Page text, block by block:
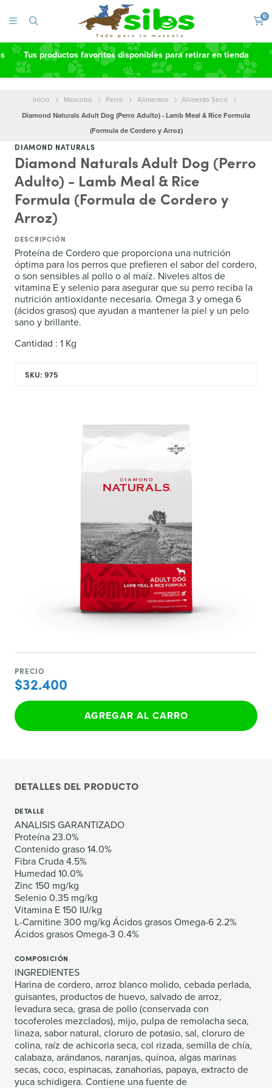
0
Tus productos favoritos disponibles para retirar en tienda
Inicio Mascotas Perro Alimentos
Alimento Seco
Diamond Naturals Adult Dog (Perro Adulto) - Lamb Meal & Rice Formula
(Formula de Cordero y Arroz)
DIAMOND NATURALS
Diamond Naturals Adult Dog (Perro
Adulto) - Lamb Meal & Rice
Formula (Formula de Cordero y
Arroz)
DESCRIPCIÓN
Proteína de Cordero que proporciona una nutrición
óptima para los perros que prefieren el sabor del cordero,
o son sensibles al pollo o al maíz. Niveles altos de
vitamina E y selenio para asegurar que su perro reciba la
nutrición antioxidante necesaria. Omega 3 y omega 6
(ácidos grasos) que ayudan a mantener la piel y un pelo
sano y brillante.
Cantidad : 1 Kg
SKU: 975
PRECIO
$32.400
AGREGAR AL CARRO
DETALLES DEL PRODUCTO
DETALLE
ANALISIS GARANTIZADO
Proteína 23.0%
Contenido graso 14.0%
Fibra Cruda 4.5%
Humedad 10.0%
Zinc 150 mg/kg
Selenio 0.35 mg/kg
Vitamina E 150 IU/kg
L-Carnitine 300 mg/kg Ácidos grasos Omega-6 2.2%
Ácidos grasos Omega-3 0.4%
COMPOSICIÓN
INGREDIENTES
Harina de cordero, arroz blanco molido, cebada perlada,
guisantes, productos de huevo, salvado de arroz,
levadura seca, grasa de pollo (conservada con
tocoferoles mezclados), mijo, pulpa de remolacha seca,
linaza, sabor natural, cloruro de potasio, sal, cloruro de
colina, raíz de achicoria seca, col rizada, semilla de chía,
calabaza, arándanos, naranjas, quínoa, algas marinas
secas, coco, espinacas, zanahorias, papaya, extracto de
yuca schidigera. Contiene una fuente de